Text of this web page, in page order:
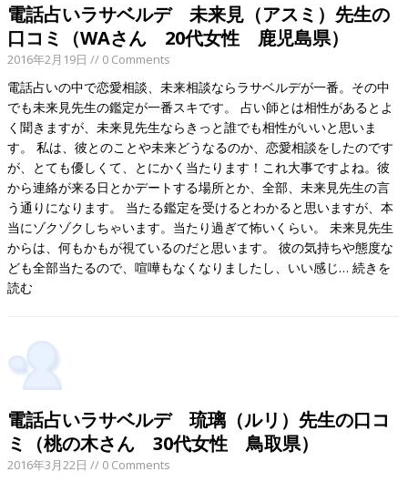
電話占いラサベルデ 未来見（アスミ）先生の
口コミ（WAさん 20代女性 鹿児島県）
2016年2月19日 // 0 Comments
電話占いの中で恋愛相談、未来相談ならラサベルデが一番。その中
でも未来見先生の鑑定が一番スキです。 占い師とは相性があるとよ
く聞きますが、未来見先生ならきっと誰でも相性がいいと思いま
す。 私は、彼とのことや未来どうなるのか、恋愛相談をしたのです
が、とても優しくて、とにかく当たります！これ大事ですよね。彼
から連絡が来る日とかデートする場所とか、全部、未来見先生の言
う通りになります。 当たる鑑定を受けるとわかると思いますが、本
当にゾクゾクしちゃいます。当たり過ぎて怖いくらい。 未来見先生
からは、何もかもが視ているのだと思います。 彼の気持ちや態度な
ども全部当たるので、喧嘩もなくなりましたし、いい感じ…続きを
読む
電話占いラサベルデ 琉璃（ルリ）先生の口コ
ミ（桃の木さん 30代女性 鳥取県）
2016年3月22日 // 0 Comments